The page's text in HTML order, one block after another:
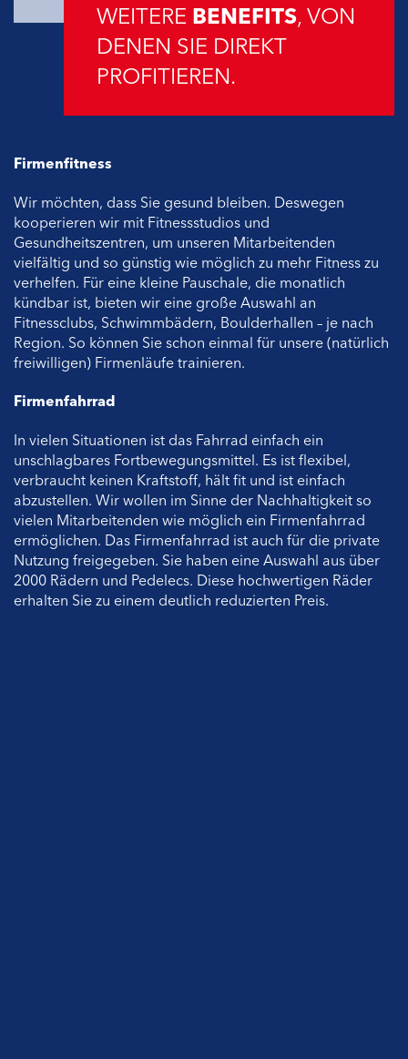
WEITERE BENEFITS, VON
DENEN SIE DIREKT
PROFITIEREN.
Firmenfitness
Wir möchten, dass Sie gesund bleiben. Deswegen
kooperieren wir mit Fitnessstudios und
Gesundheitszentren, um unseren Mitarbeitenden
vielfältig und so günstig wie möglich zu mehr Fitness zu
verhelfen. Für eine kleine Pauschale, die monatlich
kündbar ist, bieten wir eine große Auswahl an
Fitnessclubs, Schwimmbädern, Boulderhallen – je nach
Region. So können Sie schon einmal für unsere (natürlich
freiwilligen) Firmenläufe trainieren.
Firmenfahrrad
In vielen Situationen ist das Fahrrad einfach ein
unschlagbares Fortbewegungsmittel. Es ist flexibel,
verbraucht keinen Kraftstoff, hält fit und ist einfach
abzustellen. Wir wollen im Sinne der Nachhaltigkeit so
vielen Mitarbeitenden wie möglich ein Firmenfahrrad
ermöglichen. Das Firmenfahrrad ist auch für die private
Nutzung freigegeben. Sie haben eine Auswahl aus über
2000 Rädern und Pedelecs. Diese hochwertigen Räder
erhalten Sie zu einem deutlich reduzierten Preis.